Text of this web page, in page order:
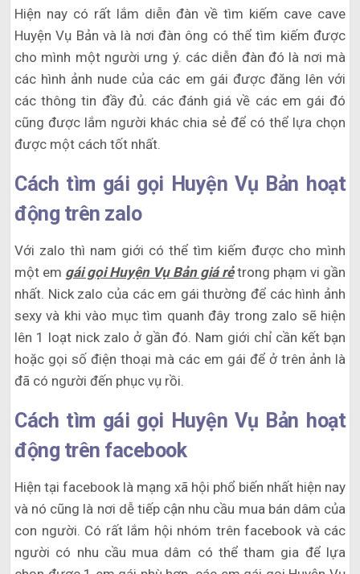
Hiện nay có rất lắm diễn đàn về tìm kiếm cave cave
Huyện Vụ Bản và là nơi đàn ông có thể tìm kiếm được
cho mình một người ưng ý. các diễn đàn đó là nơi mà
các hình ảnh nude của các em gái được đăng lên với
các thông tin đầy đủ. các đánh giá về các em gái đó
cũng được lắm người khác chia sẻ để có thể lựa chọn
được một cách tốt nhất.
Cách tìm gái gọi Huyện Vụ Bản hoạt
động trên zalo
Với zalo thì nam giới có thể tìm kiếm được cho mình
một em gái gọi Huyện Vụ Bản giá rẻtrong phạm vi gần
nhất. Nick zalo của các em gái thường để các hình ảnh
sexy và khi vào mục tìm quanh đây trong zalo sẽ hiện
lên 1 loạt nick zalo ở gần đó. Nam giới chỉ cần kết bạn
hoặc gọi số điện thoại mà các em gái để ở trên ảnh là
đã có người đến phục vụ rồi.
Cách tìm gái gọi Huyện Vụ Bản hoạt
động trên facebook
Hiện tại facebook là mạng xã hội phổ biến nhất hiện nay
và nó cũng là nơi dễ tiếp cận nhu cầu mua bán dâm của
con người. Có rất lắm hội nhóm trên facebook và các
người có nhu cầu mua dâm có thể tham gia để lựa